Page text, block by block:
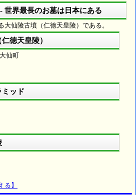
世界最長のお墓は日本にある
仙陵古墳（仁徳天皇陵）である。
徳天皇陵）
仙町
ミッド
】